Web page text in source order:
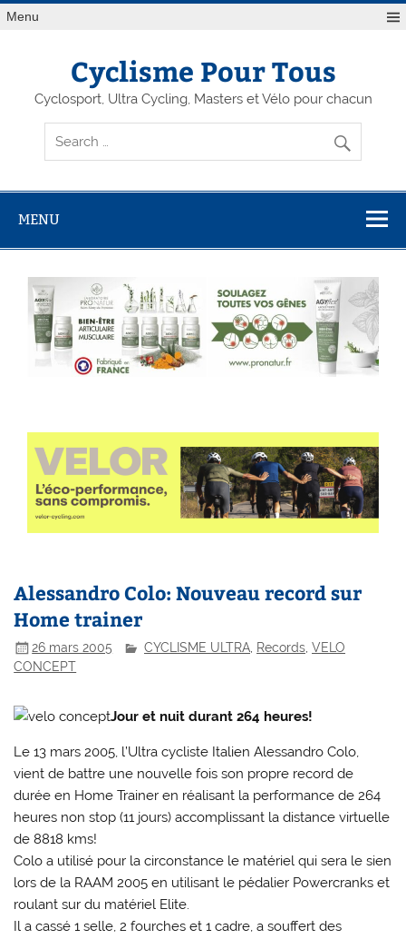
Menu
Cyclisme Pour Tous
Cyclosport, Ultra Cycling, Masters et Vélo pour chacun
MENU
Alessandro Colo: Nouveau record sur
Home trainer
26 mars 2005 CYCLISME ULTRA Records ,VELO
CONCEPT
Jour et nuit durant 264 heures!
Le 13 mars 2005, l’Ultra cycliste Italien Alessandro Colo,
vient de battre une nouvelle fois son propre record de
durée en Home Trainer en réalisant la performance de 264
heures non stop (11 jours) accomplissant la distance virtuelle
de 8818 kms!
Colo a utilisé pour la circonstance le matériel qui sera le sien
lors de la RAAM 2005 en utilisant le pédalier Powercranks et
roulant sur du matériel Elite.
Il a cassé 1 selle, 2 fourches et 1 cadre, a souffert des